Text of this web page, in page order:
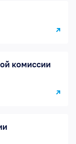
комиссии